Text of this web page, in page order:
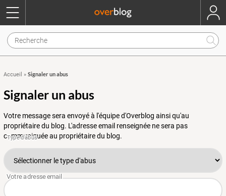
Accueil » Signaler un abus
Signaler un abus
Votre message sera envoyé à l'équipe d'Overblog ainsi qu'au
propriétaire du blog. L'adresse email renseignée ne sera pas
communiquée au propriétaire du blog.